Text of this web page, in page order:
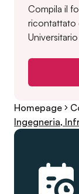
Compila il
ricontattato
Homepage
Ingegneria,